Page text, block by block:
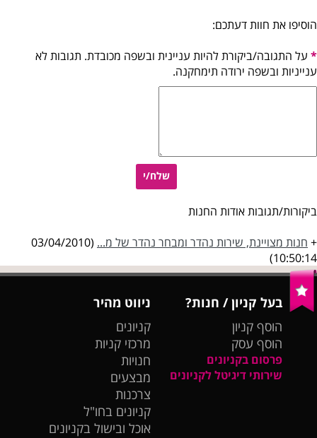
הוסיפו את חוות דעתכם:
* על התגובה/ביקורת להיות עניינית ובשפה מכובדת. תגובות לא
ענייניות ובשפה ירודה תימחקנה.
שלח/י
ביקורות/תגובות אודות החנות
+ חנות מצויינת, שירות נהדר ומבחר נהדר של מ... (03/04/2010
10:50:14)
בעל קניון / חנות?
הוסף קניון
הוסף עסק
פרסום בקניונים
שירותי דיגיטל לקניונים
ניווט מהיר
קניונים
מרכזי קניות
חנויות
מבצעים
צרכנות
קניונים בחו"ל
אוכל ובישול בקניונים